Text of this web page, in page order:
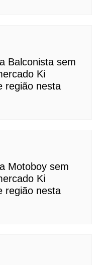
Balconista sem
Ki
região nesta
Motoboy sem
Ki
região nesta